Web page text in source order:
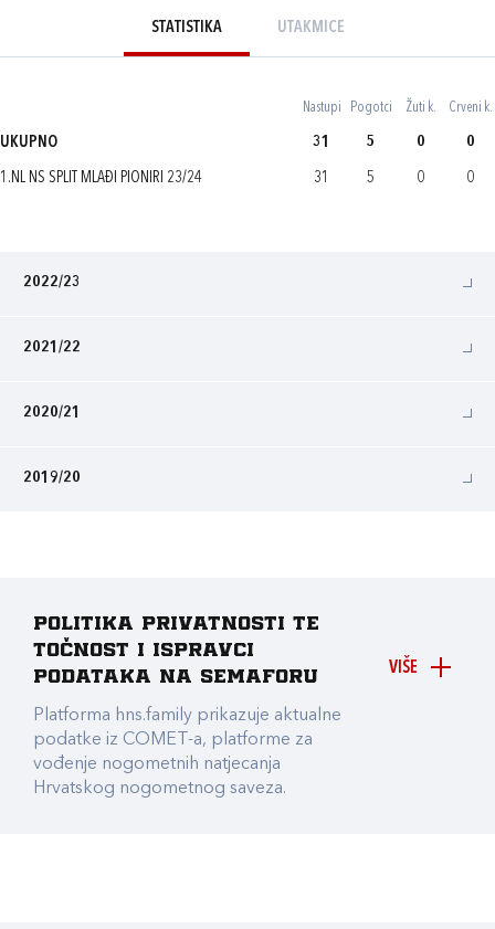
STATISTIKA UTAKMICE
Nastupi Pogotci Žuti k. Crveni k.
UKUPNO 31 5 0 0
1.NL NS SPLIT MLAĐI PIONIRI 23/24 31 5 0 0
2022/23
2021/22
2020/21
2019/20
VIŠE
Politika privatnosti te
točnost i ispravci
podataka na Semaforu
Platforma hns.family prikazuje aktualne
podatke iz COMET-a, platforme za
vođenje nogometnih natjecanja
Hrvatskog nogometnog saveza.